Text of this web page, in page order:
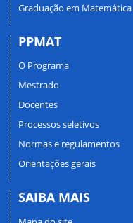
Graduação em Matemática
PPMAT
O Programa
Mestrado
Docentes
Processos seletivos
Normas e regulamentos
Orientações gerais
SAIBA MAIS